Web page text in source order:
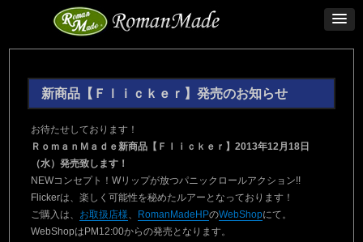
新商品【Ｆｌｉｃｋｅｒ】発売のお知らせ
お待たせしております！
ＲｏｍａｎＭａｄｅ新商品【Ｆｌｉｃｋｅｒ】2013年12月18日
（水）発売致します！
NEWコンセプト！Wリップが放つパニックロールアクション!!
Flickerは、楽しく可能性を秘めたルアーとなっております！
ご購入は、 お取扱店様、 RomanMadeHPのWebShopにて。
WebShopはPM12:00からの発売となります。